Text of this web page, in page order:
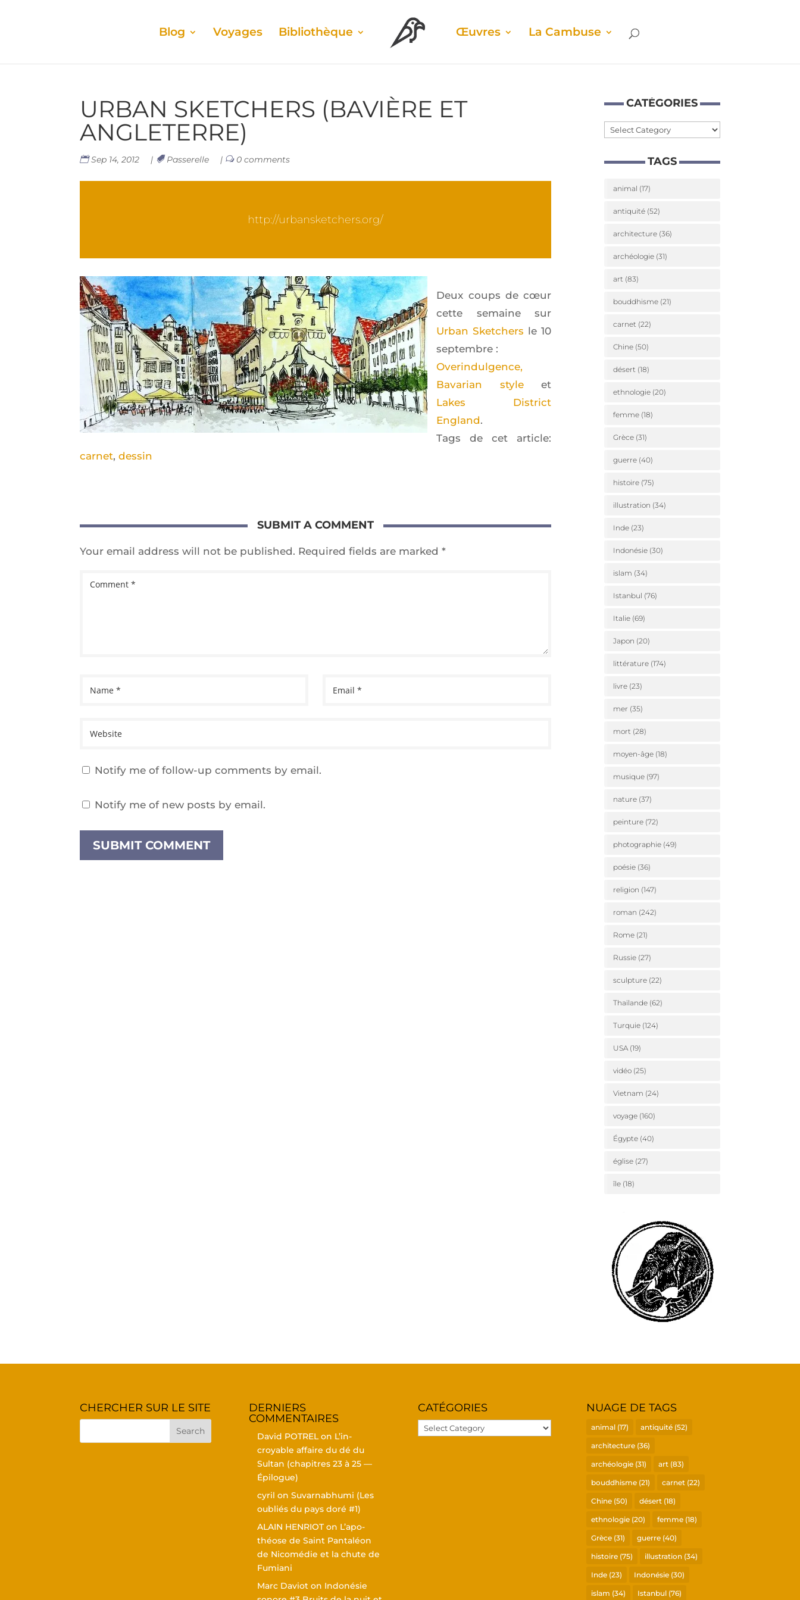
Blog Voyages Biblio­thèque Œuvres La Cam­buse
URBAN SKET­CHERS (BAVIÈRE ET
ANGLETERRE)
Sep 14, 2012 | Passerelle | 0 comments
http://urbansketchers.org/
Deux coups de cœur
cette semaine sur
Urban Sket­chers le 10
septembre :
Ove­rin­dul­gence,
Bava­rian styleet
Lakes Dis­trict
England.
Tags de cet article:
carnet,dessin
SUBMIT A COMMENT
Your email address will not be published. Required fields are marked*
Notify me of follow-up comments by email.
Notify me of new posts by email.
CATÉ­GO­RIES
Caté­
ries
TAGS
animal (17)
antiquité (52)
architecture (36)
archéologie (31)
art (83)
bouddhisme (21)
carnet (22)
Chine (50)
désert (18)
ethnologie (20)
femme (18)
Grèce (31)
guerre (40)
histoire (75)
illustration (34)
Inde (23)
Indonésie (30)
islam (34)
Istanbul (76)
Italie (69)
Japon (20)
littérature (174)
livre (23)
mer (35)
mort (28)
moyen-âge (18)
musique (97)
nature (37)
peinture (72)
photographie (49)
poésie (36)
religion (147)
roman (242)
Rome (21)
Russie (27)
sculpture (22)
Thaïlande (62)
Turquie (124)
USA(19)
vidéo (25)
Vietnam (24)
voyage (160)
Égypte (40)
église (27)
île (18)
CHER­CHER SUR LE SITE
DER­NIERS
COMMENTAIRES
David POTRELon L’in­
croyable affaire du dé du
Sul­tan (cha­pitres 23 à 25 —
Épilogue)
cyril on Suvar­nabhu­mi (Les
oubliés du pays doré #1)
ALAIN HENRIOTon L’a­po­
théose de Saint Pan­ta­léon
de Nico­mé­die et la chute de
Fumiani
Marc Daviot on Indo­né­sie
CATÉ­GO­RIES
Caté­
go­
NUAGE DE TAGS
animal (17) antiquité (52)
architecture (36)
archéologie (31) art (83)
bouddhisme (21) carnet (22)
Chine (50) désert (18)
ethnologie (20) femme (18)
Grèce (31) guerre (40)
histoire (75) illustration (34)
Inde (23) Indonésie (30)
islam (34) Istanbul (76)